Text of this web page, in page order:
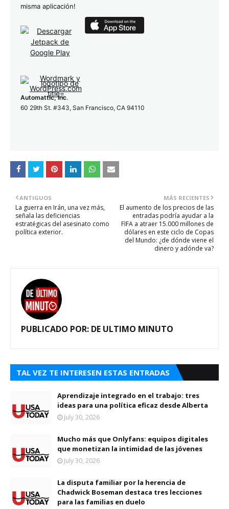
misma aplicación!
Automattic, Inc.
60 29th St. #343, San Francisco, CA 94110
MÁS RECIENTES
El aumento de los precios de las
entradas podría ayudar a la
FIFA a atraer 15.000 millones de
dólares en este ciclo de Copas
del Mundo: ¿de dónde viene el
dinero y adónde va?
ANTIGUOS
La guerra en Irán, una vez más,
señala las deficiencias
estratégicas del asesinato como
política exterior.
PUBLICADO POR: DE ULTIMO MINUTO
TAL VEZ TE INTERESEN ESTAS ENTRADAS
Aprendizaje integrado en el trabajo: tres
ideas para una política eficaz desde Alberta
July 30, 2026
Mucho más que Onlyfans: equipos digitales
que monetizan la intimidad de las jóvenes
July 30, 2026
La disputa familiar por la herencia de
Chadwick Boseman destaca tres lecciones
para las familias en duelo